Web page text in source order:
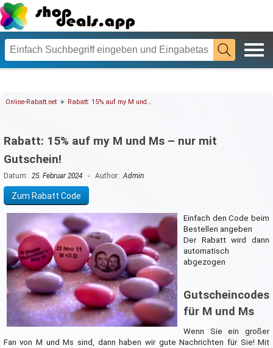
Online-Rabatt.net » Rabatt: 15% auf my M und…
Rabatt: 15% auf my M und Ms – nur mit
Gutschein!
Datum: 25. Februar 2024- Author:Admin
Zum Rabatt Code
Einfach den Code beim
Bestellen angeben
Der Rabatt wird dann
automatisch
abgezogen
Gutscheincodes
für M und Ms
Wenn Sie ein großer
Fan von M und Ms sind, dann haben wir gute Nachrichten für Sie! Mit